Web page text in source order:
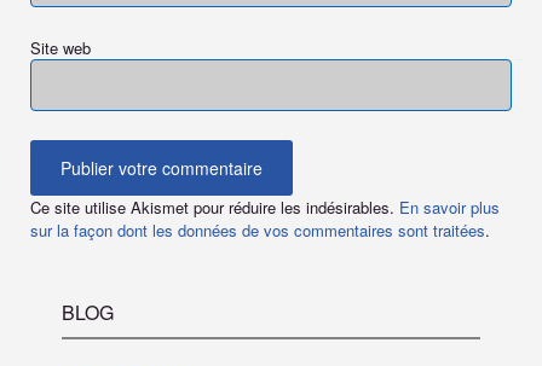
Site web
Ce site utilise Akismet pour réduire les indésirables. En savoir plus
sur la façon dont les données de vos commentaires sont traitées.
BLOG